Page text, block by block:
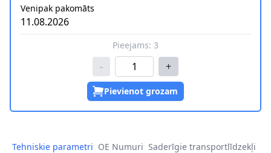
Venipak pakomāts
11.08.2026
Pieejams: 3
- +
Pievienot grozam
Tehniskie parametri OE Numuri Saderīgie transportlīdzekļi